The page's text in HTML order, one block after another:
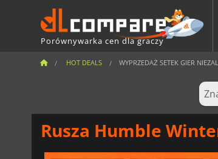
Porównywarka cen dla graczy
HOT DEALS WYPRZEDAŻ SETEK GIER
Rusza Humble